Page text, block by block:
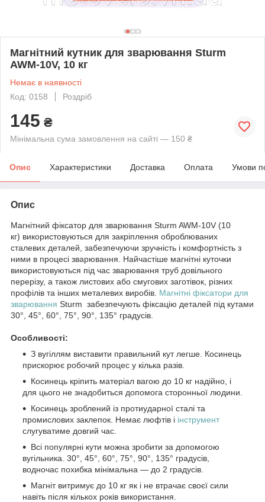
Магнітний кутник для зварювання Sturm
AWM-10V, 10 кг
Немає в наявності
Код: 0158
Роздріб
145 ₴
Мінімальна сума замовлення на сайті — 150 ₴
Опис Характеристики Доставка Оплата Умови
Опис
Магнітний фіксатор для зварювання Sturm AWM-10V (10
кг) використовуються для закріплення оброблюваних
сталевих деталей, забезпечуючи зручність і комфортність з
ними в процесі зварювання. Найчастіше магнітні куточки
використовуються під час зварювання труб довільного
перерізу, а також листових або смугових заготівок, різних
профілів та інших металевих виробів. Магнітні фіксатори для
зварювання Sturm забезпечують фіксацію деталей під кутами
30°, 45°, 60°, 75°, 90°, 135° градусів.
Особливості:
З вугіллям виставити правильний кут легше. Косинець
прискорює робочий процес у кілька разів.
Косинець кріпить матеріал вагою до 10 кг надійно, і
для цього не знадобиться допомога сторонньої людини.
Косинець зроблений із протиударної сталі та
промислових заклепок. Немає люфтів і інструмент
слугуватиме довгий час.
Всі популярні кути можна зробити за допомогою
вугільника. 30°, 45°, 60°, 75°, 90°, 135° градусів,
водночас похибка мінімальна — до 2 градусів.
Магніт витримує до 10 кг як і не втрачає своєї сили
навіть після кількох років використання.